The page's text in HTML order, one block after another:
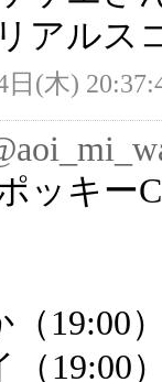
アルス
日(木)
ポッキ
19:00
19:00